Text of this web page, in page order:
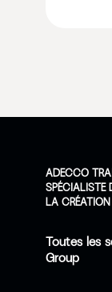
ADECCO
SPÉCIALISTE
LA
Toutes les
Group